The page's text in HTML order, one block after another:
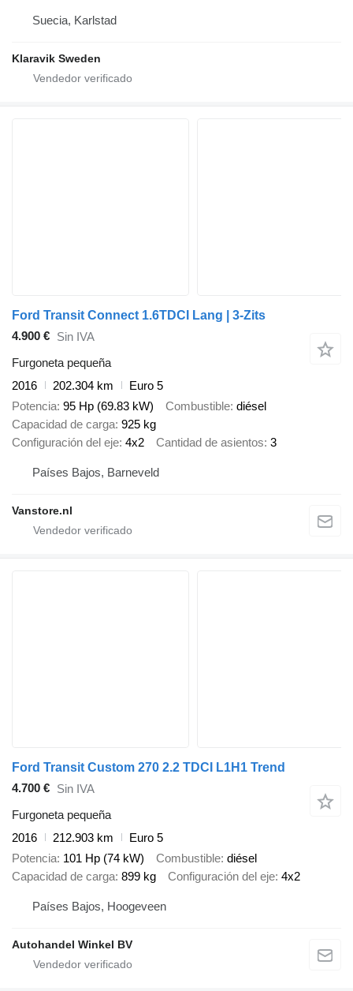
Suecia, Karlstad
Klaravik Sweden
Ford Transit Connect 1.6TDCI Lang | 3-Zits
4.900 € Sin IVA
Furgoneta pequeña
2016
202.304 km
Euro 5
Potencia 95 Hp (69.83 kW) Combustible diésel
Capacidad de carga 925 kg
Configuración del eje 4x2 Cantidad de asientos 3
Países Bajos, Barneveld
Vanstore.nl
Ford Transit Custom 270 2.2 TDCI L1H1 Trend
4.700 € Sin IVA
Furgoneta pequeña
2016
212.903 km
Euro 5
Potencia 101 Hp (74 kW) Combustible diésel
Capacidad de carga 899 kg Configuración del eje 4x2
Países Bajos, Hoogeveen
Autohandel Winkel BV